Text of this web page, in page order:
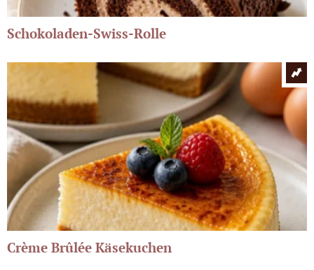
Schokoladen-Swiss-Rolle
Crème Brûlée Käsekuchen